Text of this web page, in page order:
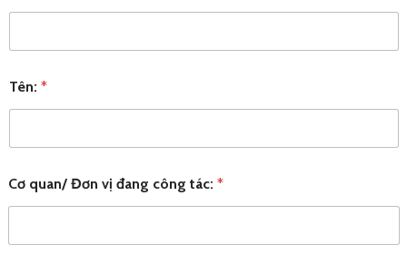
Tên: *
Cơ quan/ Đơn vị đang công tác: *